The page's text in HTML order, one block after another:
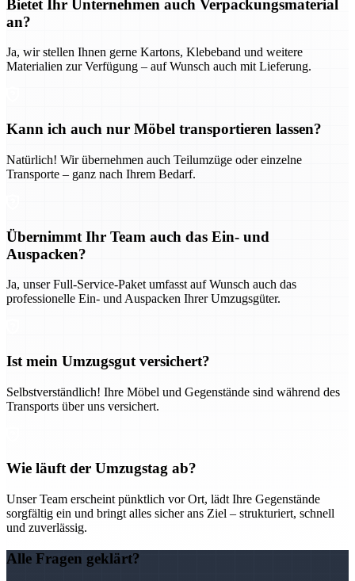
Bietet Ihr Unternehmen auch Verpackungsmaterial
an?
Ja, wir stellen Ihnen gerne Kartons, Klebeband und weitere
Materialien zur Verfügung – auf Wunsch auch mit Lieferung.
Kann ich auch nur Möbel transportieren lassen?
Natürlich! Wir übernehmen auch Teilumzüge oder einzelne
Transporte – ganz nach Ihrem Bedarf.
Übernimmt Ihr Team auch das Ein- und
Auspacken?
Ja, unser Full-Service-Paket umfasst auf Wunsch auch das
professionelle Ein- und Auspacken Ihrer Umzugsgüter.
Ist mein Umzugsgut versichert?
Selbstverständlich! Ihre Möbel und Gegenstände sind während des
Transports über uns versichert.
Wie läuft der Umzugstag ab?
Unser Team erscheint pünktlich vor Ort, lädt Ihre Gegenstände
sorgfältig ein und bringt alles sicher ans Ziel – strukturiert, schnell
und zuverlässig.
Alle Fragen geklärt?